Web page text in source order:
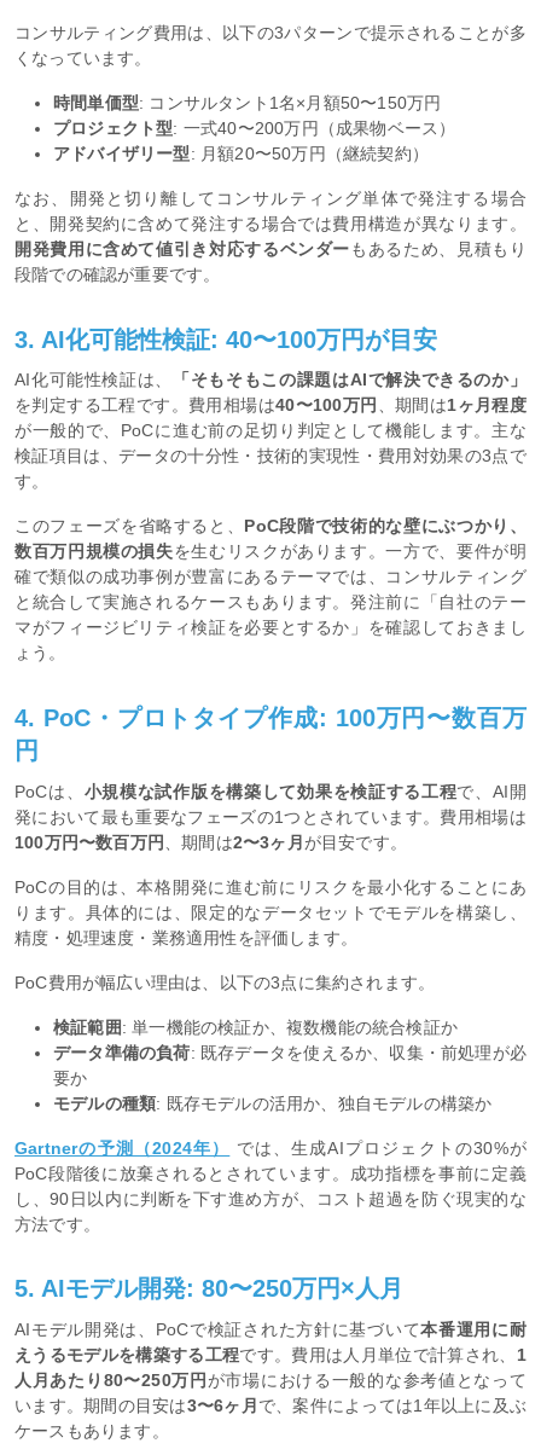
コンサルティング費用は、以下の3パターンで提示されることが多
くなっています。
時間単価型: コンサルタント1名×月額50〜150万円
プロジェクト型: 一式40〜200万円（成果物ベース）
アドバイザリー型: 月額20〜50万円（継続契約）
なお、開発と切り離してコンサルティング単体で発注する場合
と、開発契約に含めて発注する場合では費用構造が異なります。
開発費用に含めて値引き対応するベンダーもあるため、見積もり
段階での確認が重要です。
3. AI化可能性検証: 40〜100万円が目安
AI化可能性検証は、
「そもそもこの課題はAIで解決できるのか」
を判定する工程です。費用相場は40〜100万円 、期間は1ヶ月程度
が一般的で、PoCに進む前の足切り判定として機能します。主な
検証項目は、データの十分性・技術的実現性・費用対効果の3点で
す。
このフェーズを省略すると、 PoC段階で技術的な壁にぶつかり、
数百万円規模の損失を生むリスクがあります。一方で、要件が明
確で類似の成功事例が豊富にあるテーマでは、コンサルティング
と統合して実施されるケースもあります。発注前に「自社のテー
マがフィージビリティ検証を必要とするか」を確認しておきまし
ょう。
4. PoC・プロトタイプ作成: 100万円〜数百万
円
PoCは、 小規模な試作版を構築して効果を検証する工程で、AI開
発において最も重要なフェーズの1つとされています。費用相場は
100万円〜数百万円 、期間は2〜3ヶ月が目安です。
PoCの目的は、本格開発に進む前にリスクを最小化することにあ
ります。具体的には、限定的なデータセットでモデルを構築し、
精度・処理速度・業務適用性を評価します。
PoC費用が幅広い理由は、以下の3点に集約されます。
検証範囲: 単一機能の検証か、複数機能の統合検証か
データ準備の負荷: 既存データを使えるか、収集・前処理が必
要か
モデルの種類: 既存モデルの活用か、独自モデルの構築か
Gartnerの予測（2024年）
では、生成AIプロジェクトの30%が
PoC段階後に放棄されるとされています。成功指標を事前に定義
し、90日以内に判断を下す進め方が、コスト超過を防ぐ現実的な
方法です。
5. AIモデル開発: 80〜250万円×人月
AIモデル開発は、PoCで検証された方針に基づいて本番運用に耐
えうるモデルを構築する工程です。費用は人月単位で計算され、 1
人月あたり80〜250万円 が市場における一般的な参考値となって
います。期間の目安は3〜6ヶ月 で、案件によっては1年以上に及ぶ
ケースもあります。